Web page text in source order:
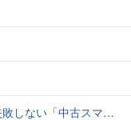
マホ」の売り方＆買い方